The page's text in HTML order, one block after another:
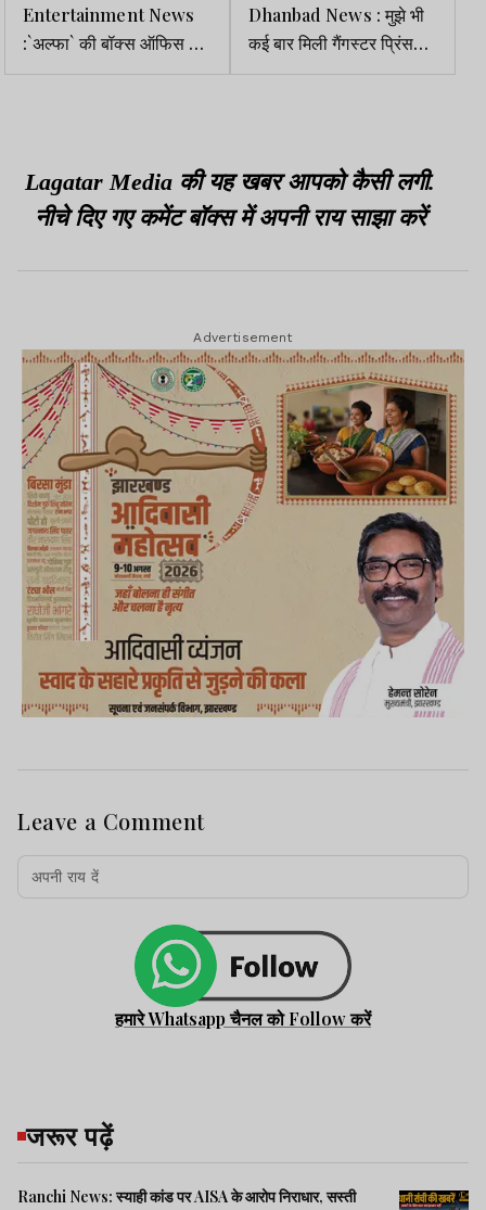
Entertainment News
:`अल्फा` की बॉक्स ऑफिस पर
धीमी शुरुआत, आलिया की
Dhanbad News : मुझे भी
कई बार मिली गैंगस्टर प्रिंस
खान की धमकी, जल्द हो
Lagatar Media की यह खबर आपको कैसी लगी.
नीचे दिए गए कमेंट बॉक्स में अपनी राय साझा करें
Advertisement
Leave a Comment
हमारे Whatsapp चैनल को Follow करें
जरूर पढ़ें
Ranchi News: स्याही कांड पर AISA के आरोप निराधार, सस्ती